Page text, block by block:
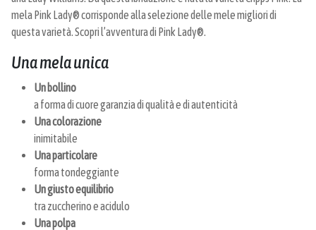
mela Pink Lady® corrisponde alla selezione delle mele migliori di
questa varietà. Scopri l’avventura di Pink Lady®.
Una mela unica
Un bollino
a forma di cuore garanzia di qualità e di autenticità
Una colorazione
inimitabile
Una particolare
forma tondeggiante
Un giusto equilibrio
tra zuccherino e acidulo
Una polpa